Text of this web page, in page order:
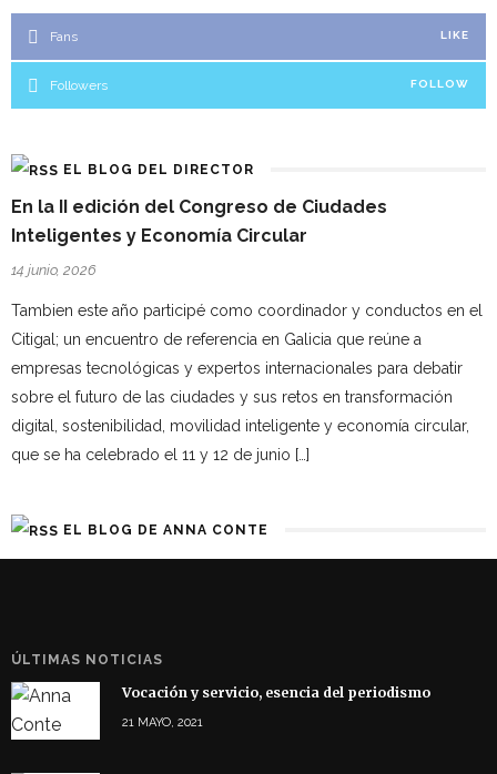
Fans LIKE
Followers FOLLOW
EL BLOG DEL DIRECTOR
En la II edición del Congreso de Ciudades
Inteligentes y Economía Circular
14 junio, 2026
Tambien este año participé como coordinador y conductos en el
Citigal; un encuentro de referencia en Galicia que reúne a
empresas tecnológicas y expertos internacionales para debatir
sobre el futuro de las ciudades y sus retos en transformación
digital, sostenibilidad, movilidad inteligente y economía circular,
que se ha celebrado el 11 y 12 de junio […]
EL BLOG DE ANNA CONTE
ÚLTIMAS NOTICIAS
Vocación y servicio, esencia del periodismo
21 MAYO, 2021